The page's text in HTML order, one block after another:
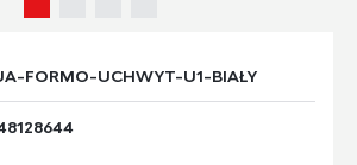
FORMO-UCHWYT-U1-BIAŁY